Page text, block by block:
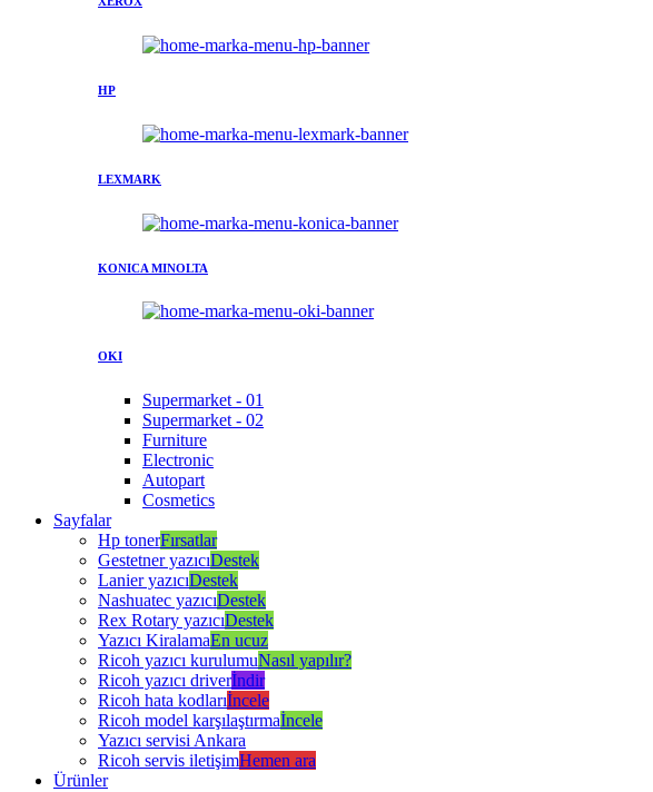
HP
LEXMARK
KONICA MINOLTA
OKI
Supermarket - 01
Supermarket - 02
Furniture
Electronic
Autopart
Cosmetics
Sayfalar
Hp tonerFırsatlar
Gestetner yazıcıDestek
Lanier yazıcıDestek
Nashuatec yazıcıDestek
Rex Rotary yazıcıDestek
Yazıcı KiralamaEn ucuz
Ricoh yazıcı kurulumuNasıl yapılır?
Ricoh yazıcı driverİndir
Ricoh hata kodlarıİncele
Ricoh model karşılaştırmaİncele
Yazıcı servisi Ankara
Ricoh servis iletişimHemen ara
Ürünler